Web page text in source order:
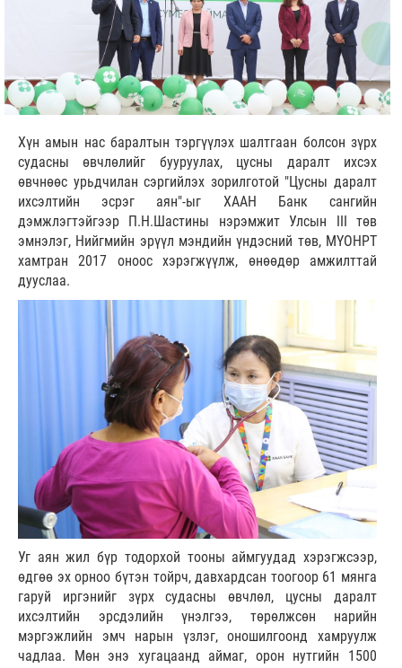
Хүн амын нас баралтын тэргүүлэх шалтгаан болсон зүрх
судасны өвчлөлийг бууруулах, цусны даралт ихсэх
өвчнөөс урьдчилан сэргийлэх зорилготой "Цусны даралт
ихсэлтийн эсрэг аян"-ыг ХААН Банк сангийн
дэмжлэгтэйгээр П.Н.Шастины нэрэмжит Улсын III төв
эмнэлэг, Нийгмийн эрүүл мэндийн үндэсний төв, МҮОНРТ
хамтран 2017 оноос хэрэгжүүлж, өнөөдөр амжилттай
дууслаа.
Уг аян жил бүр тодорхой тооны аймгуудад хэрэгжсээр,
өдгөө эх орноо бүтэн тойрч, давхардсан тоогоор 61 мянга
гаруй иргэнийг зүрх судасны өвчлөл, цусны даралт
ихсэлтийн эрсдэлийн үнэлгээ, төрөлжсөн нарийн
мэргэжлийн эмч нарын үзлэг, оношилгоонд хамруулж
чадлаа. Мөн энэ хугацаанд аймаг, орон нутгийн 1500